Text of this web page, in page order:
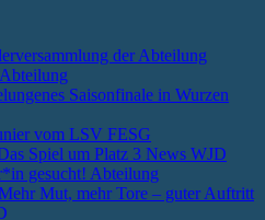
der Abteilung
Abteilung
Saisonfinale in Wurzen
vom LSV FESG
Spiel um Platz 3 News WJD
gesucht! Abteilung
Mut, mehr Tore – guter Auftritt